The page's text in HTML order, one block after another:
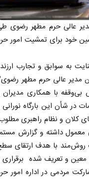
مدير عالى حرم مطهر رضوى
خود برای تمشیت امور
به سوابق و تجارب
مدير عالى حرم مطهر
بى‌وقفه با همكارى مديران
در شأن اين بارگاه نورانى
كلان و نظام راهبرى
داشته و گزارش
روش‌مند با هدف ارتقاى
و تعريف شده برقرارى
مردمى در اداره امور